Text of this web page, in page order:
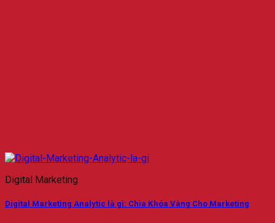
Digital Marketing
Digital Marketing Analytic là gì: Chìa Khóa Vàng Cho Marketing